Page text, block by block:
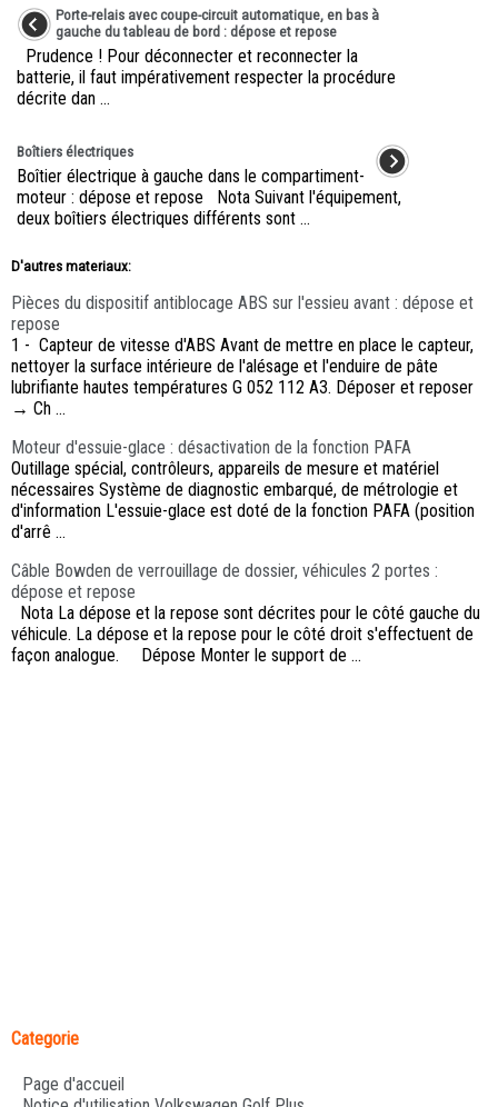
Porte-relais avec coupe-circuit automatique, en bas à
gauche du tableau de bord : dépose et repose
Prudence ! Pour déconnecter et reconnecter la
batterie, il faut impérativement respecter la procédure
décrite dan ...
Boîtiers électriques
Boîtier électrique à gauche dans le compartiment-
moteur : dépose et repose Nota Suivant l'équipement,
deux boîtiers électriques différents sont ...
D'autres materiaux:
Pièces du dispositif antiblocage ABS sur l'essieu avant : dépose et
repose
1 - Capteur de vitesse d'ABS Avant de mettre en place le capteur,
nettoyer la surface intérieure de l'alésage et l'enduire de pâte
lubrifiante hautes températures G 052 112 A3. Déposer et reposer
→ Ch ...
Moteur d'essuie-glace : désactivation de la fonction PAFA
Outillage spécial, contrôleurs, appareils de mesure et matériel
nécessaires Système de diagnostic embarqué, de métrologie et
d'information L'essuie-glace est doté de la fonction PAFA (position
d'arrê ...
Câble Bowden de verrouillage de dossier, véhicules 2 portes :
dépose et repose
Nota La dépose et la repose sont décrites pour le côté gauche du
véhicule. La dépose et la repose pour le côté droit s'effectuent de
façon analogue. Dépose Monter le support de ...
Categorie
Page d'accueil